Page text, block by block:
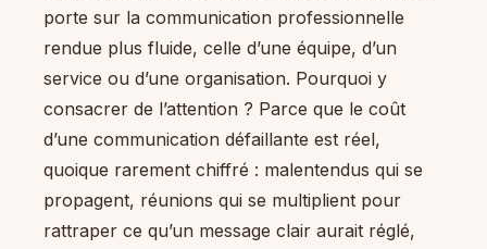
porte sur la communication professionnelle
rendue plus fluide, celle d’une équipe, d’un
service ou d’une organisation. Pourquoi y
consacrer de l’attention ? Parce que le coût
d’une communication défaillante est réel,
quoique rarement chiffré : malentendus qui se
propagent, réunions qui se multiplient pour
rattraper ce qu’un message clair aurait réglé,